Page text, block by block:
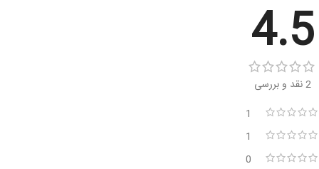
4.5
2 نقد و بررسی
1
1
0